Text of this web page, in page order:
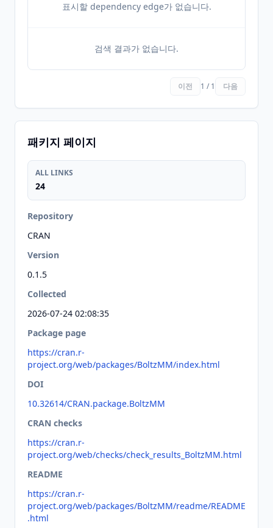
표시할 dependency edge가 없습니다.
검색 결과가 없습니다.
이전 1 / 1 다음
패키지 페이지
ALL LINKS
24
Repository
CRAN
Version
0.1.5
Collected
2026-07-24 02:08:35
Package page
https://cran.r-
project.org/web/packages/BoltzMM/index.html
DOI
10.32614/CRAN.package.BoltzMM
CRAN checks
https://cran.r-
project.org/web/checks/check_results_BoltzMM.html
README
https://cran.r-
project.org/web/packages/BoltzMM/readme/README
.html